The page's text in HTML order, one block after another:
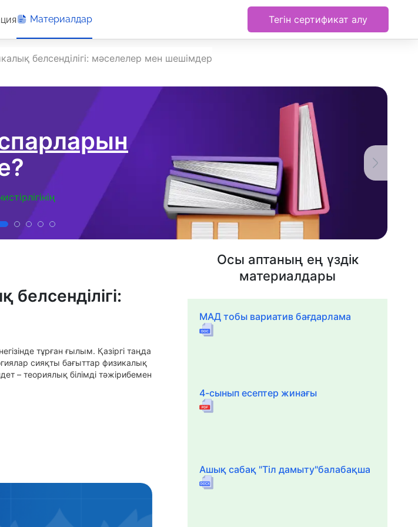
Материалдар Тегін сертификат алу
белсенділігі: мәселелер мен шешімдер
тұрған ғылым. Қазіргі таңда
сияқты бағыттар физикалық
– теориялық білімді тәжірибемен
Осы аптаның ең үздік
материалдары
МАД тобы вариатив бағдарлама
4-сынып есептер жинағы
Ашық сабақ "Тіл дамыту"балабақша